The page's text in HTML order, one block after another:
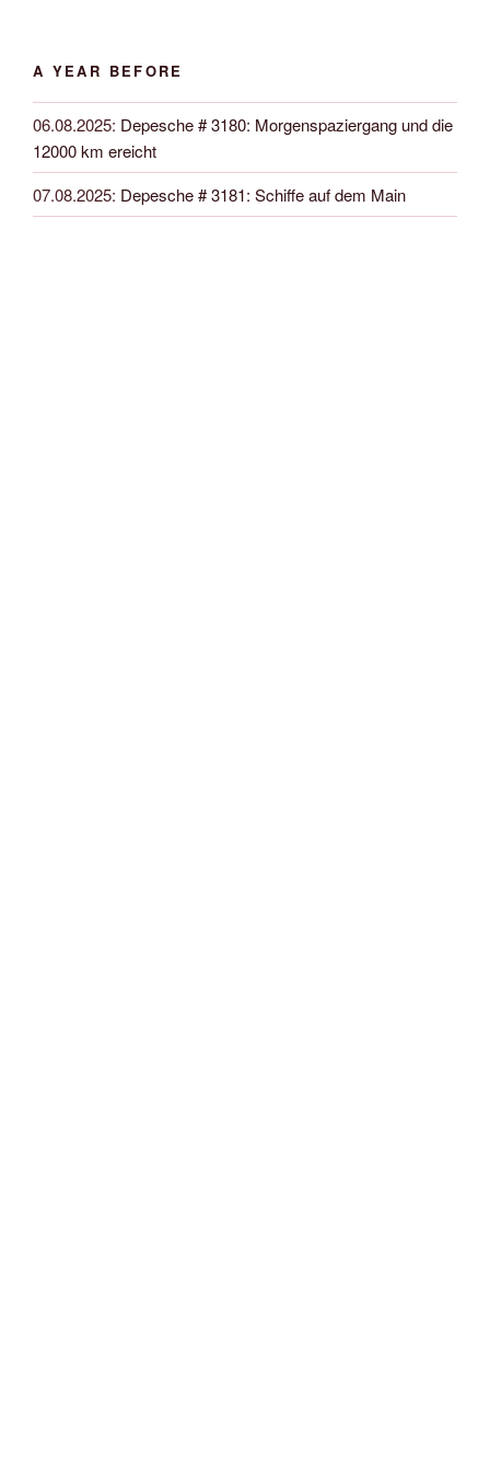
A YEAR BEFORE
06.08.2025: Depesche # 3180: Morgenspaziergang und die
12000 km ereicht
07.08.2025: Depesche # 3181: Schiffe auf dem Main